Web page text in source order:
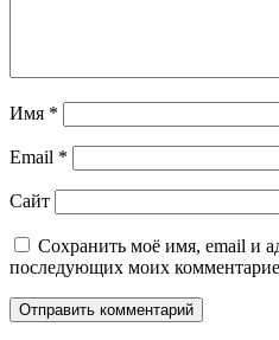
Имя *
Email *
Сайт
Сохранить моё имя, email и
последующих моих